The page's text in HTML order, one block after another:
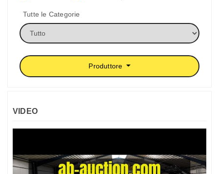
Tutte le Categorie
Produttore
VIDEO